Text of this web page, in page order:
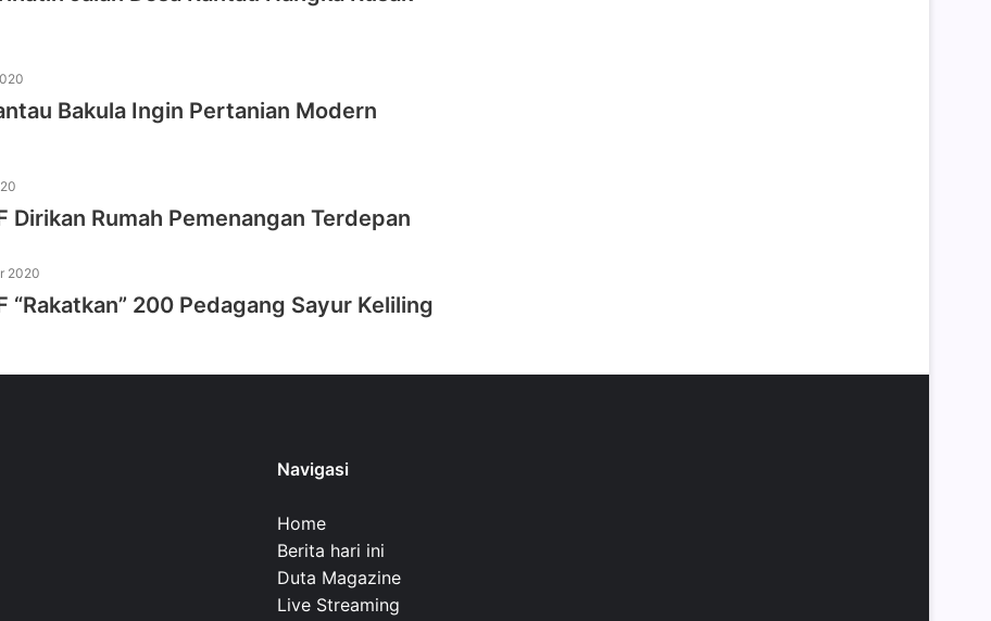
Bakula Ingin Pertanian Modern
Dirikan Rumah Pemenangan Terdepan
2020
“Rakatkan” 200 Pedagang Sayur Keliling
Navigasi
Home
Berita hari ini
Duta Magazine
Live Streaming